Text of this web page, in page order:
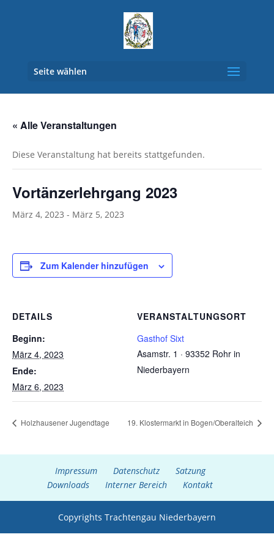
Seite wählen
« Alle Veranstaltungen
Diese Veranstaltung hat bereits stattgefunden.
Vortänzerlehrgang 2023
März 4, 2023 - März 5, 2023
Zum Kalender hinzufügen
DETAILS
Beginn:
März 4, 2023
Ende:
März 6, 2023
VERANSTALTUNGSORT
Gasthof Sixt
Asamstr. 1 · 93352 Rohr in
Niederbayern
Holzhausener Jugendtage 19. Klostermarkt in Bogen/Oberalteich
Impressum Datenschutz
Satzung
Downloads
Interner Bereich Kontakt
Copyrights Trachtengau Niederbayern